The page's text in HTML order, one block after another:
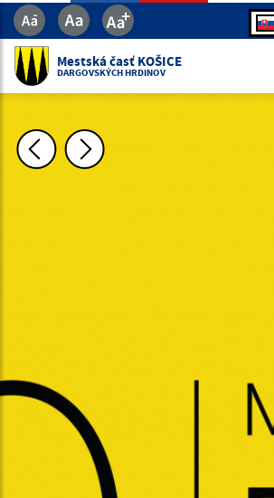
Mestská časť KOŠICE
DARGOVSKÝCH HRDINOV